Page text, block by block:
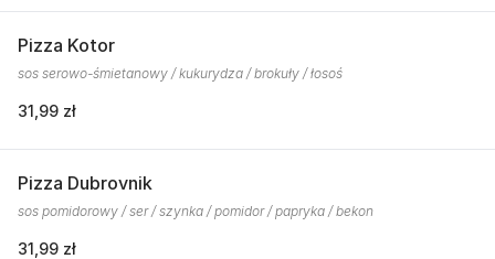
Pizza Kotor
sos serowo-śmietanowy / kukurydza / brokuły / łosoś
31,99 zł
Pizza Dubrovnik
sos pomidorowy / ser / szynka / pomidor / papryka / bekon
31,99 zł